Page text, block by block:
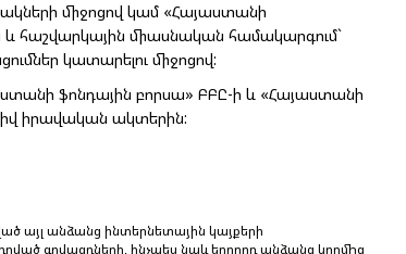
միջոցով կամ «Հայաստանի
հաշվարկային միասնական համակարգում`
կատարելու միջոցով:
ֆոնդային բորսա» ԲԲԸ-ի և «Հայաստանի
իրավական ակտերին:
այլ անձանց ինտերնետային կայքերի
գովազդների, ինչպես նաև երրորդ անձանց կողմից